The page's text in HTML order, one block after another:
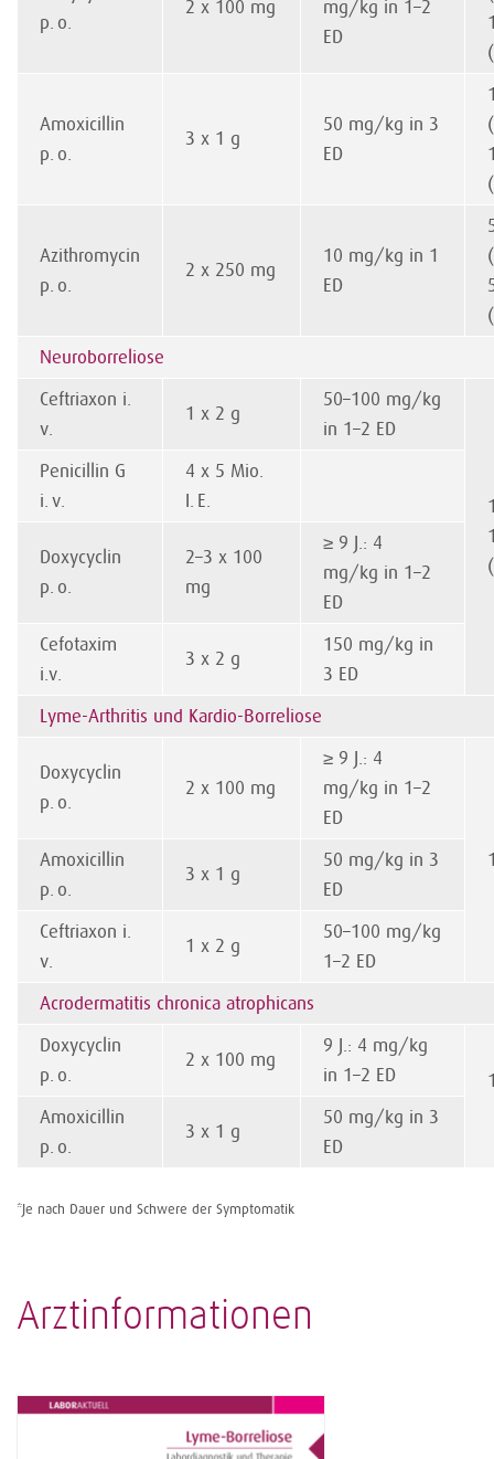
p. o.
2 x 100 mg
mg/kg in 1–2
ED
Amoxicillin
p. o.
3 x 1 g
50 mg/kg in 3
ED
Azithromycin
p. o.
2 x 250 mg
10 mg/kg in 1
ED
Neuroborreliose
Ceftriaxon i.
v.
1 x 2 g
50–100 mg/kg
in 1–2 ED
Penicillin G
i. v.
4 x 5 Mio.
I. E.
Doxycyclin
p. o.
2–3 x 100
mg
≥ 9 J.: 4
mg/kg in 1–2
ED
Cefotaxim
i.v.
3 x 2 g
150 mg/kg in
3 ED
Lyme-Arthritis und Kardio-Borreliose
Doxycyclin
p. o.
2 x 100 mg
≥ 9 J.: 4
mg/kg in 1–2
ED
Amoxicillin
p. o.
3 x 1 g
50 mg/kg in 3
ED
Ceftriaxon i.
v.
1 x 2 g
50–100 mg/kg
1–2 ED
Acrodermatitis chronica atrophicans
Doxycyclin
p. o.
2 x 100 mg
9 J.: 4 mg/kg
in 1–2 ED
Amoxicillin
p. o.
3 x 1 g
50 mg/kg in 3
ED
*Je nach Dauer und Schwere der Symptomatik
Arztinformationen